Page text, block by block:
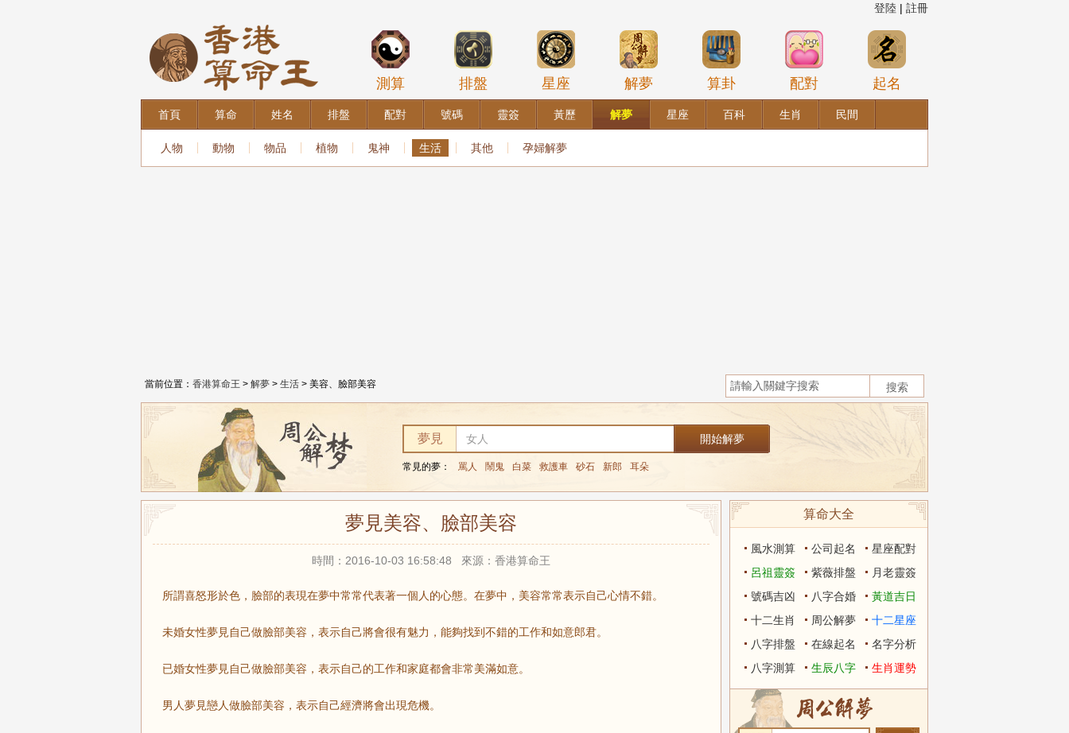
登陸 | 註冊
測算 排盤 星座 解夢 算卦 配對 起名
首頁 算命 姓名 排盤 配對 號碼 靈簽 黃歷 解夢 星座 百科 生肖 民間
人物 動物 物品 植物 鬼神 生活 其他 孕婦解夢
當前位置： 香港算命王 > 解夢 > 生活 > 美容、臉部美容
夢見
常見的夢： 罵人 鬧鬼 白菜 救護車 砂石 新郎 耳朵
夢見美容、臉部美容
時間：2016-10-03 16:58:48 來源：香港算命王
所謂喜怒形於色，臉部的表現在夢中常常代表著一個人的心態。在夢中，美容常常表示自己心情不錯。
未婚女性夢見自己做臉部美容，表示自己將會很有魅力，能夠找到不錯的工作和如意郎君。
已婚女性夢見自己做臉部美容，表示自己的工作和家庭都會非常美滿如意。
男人夢見戀人做臉部美容，表示自己經濟將會出現危機。
算命大全
風水測算 公司起名
星座配對
呂祖靈簽
紫薇排盤
月老靈簽
號碼吉凶
八字合婚
黃道吉日
十二生肖
周公解夢
十二星座
八字排盤
在線起名
名字分析
八字測算
生辰八字 生肖運勢